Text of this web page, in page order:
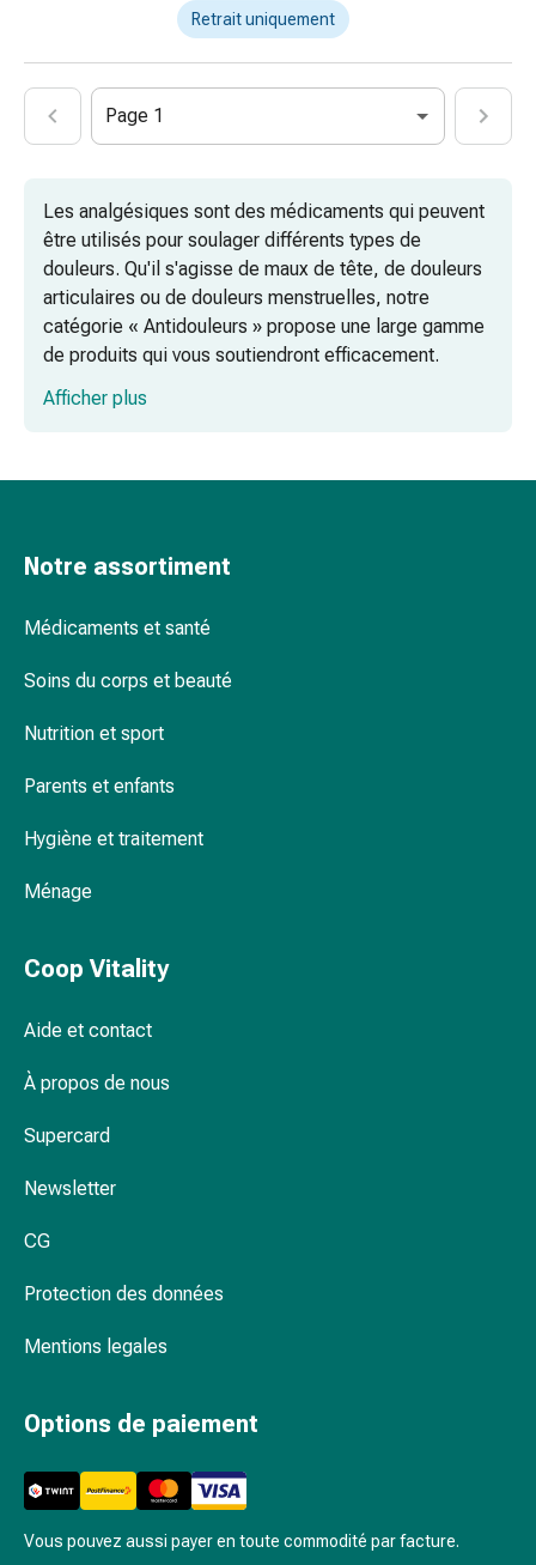
Troubles
Prostate
et
de
la
vessie
Douleurs
et
fièvre
tête
Douleurs
et
Antidouleurs
de
douleur
Réchauffer
Calmants
d'humeur
du
Voies
pour
nez
Infections
Métabolisme
Ostéoporose
Immunosuppresseurs
Retrait uniquement
Page 1
Les analgésiques sont des médicaments qui peuvent
être utilisés pour soulager différents types de
douleurs. Qu'il s'agisse de maux de tête, de douleurs
articulaires ou de douleurs menstruelles, notre
catégorie « Antidouleurs » propose une large gamme
de produits qui vous soutiendront efficacement.
Afficher plus
Notre assortiment
Médicaments et santé
Soins du corps et beauté
Nutrition et sport
Parents et enfants
Hygiène et traitement
Ménage
Coop Vitality
Aide et contact
À propos de nous
Supercard
Newsletter
CG
Protection des données
Mentions legales
Options de paiement
Vous pouvez aussi payer en toute commodité par facture.